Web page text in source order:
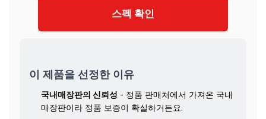
스펙 확인
이 제품을 선정한 이유
국내매장판의 신뢰성 - 정품 판매처에서 가져온 국내
매장판이라 정품 보증이 확실하거든요.